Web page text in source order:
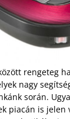
rengeteg
nagy
során.
piacán is jelen